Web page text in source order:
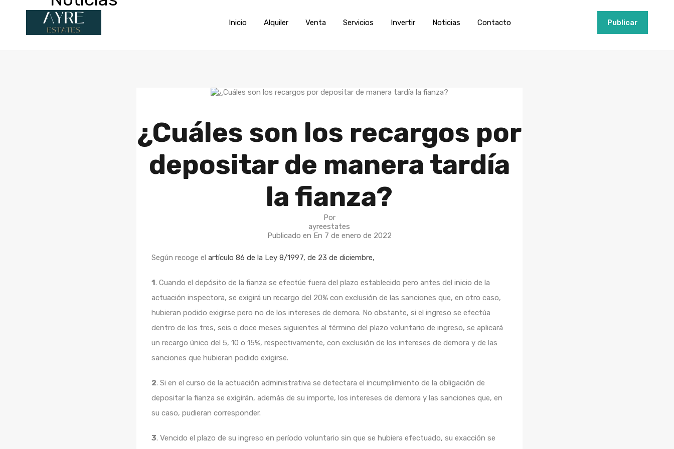
Inicio Alquiler Venta Servicios Invertir Publicar
Inicio Alquiler Venta Servicios Invertir Noticias Contacto Publicar
¿Cuáles son los recargos por
depositar de manera tardía
la fianza?
Por
ayreestates
Publicado en En 7 de enero de 2022
Según recoge el artículo 86 de la Ley 8/1997, de 23 de diciembre,
1. Cuando el depósito de la fianza se efectúe fuera del plazo establecido pero antes del inicio de la
actuación inspectora, se exigirá un recargo del 20% con exclusión de las sanciones que, en otro caso,
hubieran podido exigirse pero no de los intereses de demora. No obstante, si el ingreso se efectúa
dentro de los tres, seis o doce meses siguientes al término del plazo voluntario de ingreso, se aplicará
un recargo único del 5, 10 o 15%, respectivamente, con exclusión de los intereses de demora y de las
sanciones que hubieran podido exigirse.
2. Si en el curso de la actuación administrativa se detectara el incumplimiento de la obligación de
depositar la fianza se exigirán, además de su importe, los intereses de demora y las sanciones que, en
su caso, pudieran corresponder.
3. Vencido el plazo de su ingreso en período voluntario sin que se hubiera efectuado, su exacción se